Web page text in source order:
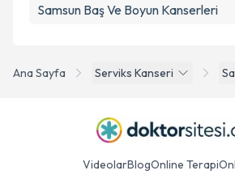
Ana Sayfa Serviks Kanseri
Samsun Baş Ve Boyun Kanserleri
VideolarBlogOnline Terapi